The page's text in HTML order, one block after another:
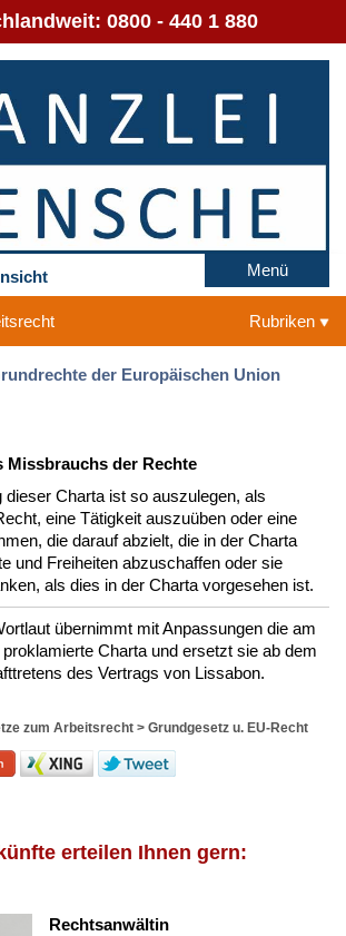
0800 - 440 1 880
Menü
Rubriken
der Europäischen Union
Missbrauchs der Rechte
dieser Charta ist so auszulegen, als
eine Tätigkeit auszuüben oder eine
die darauf abzielt, die in der Charta
und Freiheiten abzuschaffen oder sie
als dies in der Charta vorgesehen ist.
übernimmt mit Anpassungen die am
Charta und ersetzt sie ab dem
des Vertrags von Lissabon.
zum Arbeitsrecht > Grundgesetz u. EU-Recht
erteilen Ihnen gern:
Rechtsanwältin